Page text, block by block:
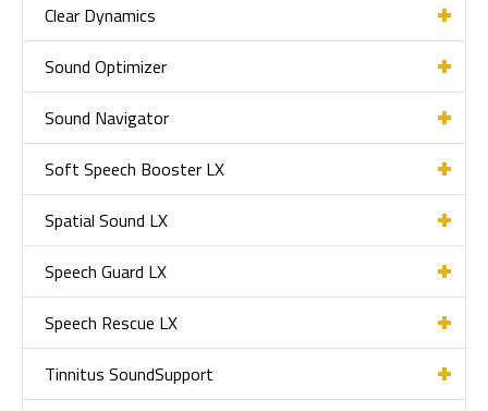
Clear Dynamics
Sound Optimizer
Sound Navigator
Soft Speech Booster LX
Spatial Sound LX
Speech Guard LX
Speech Rescue LX
Tinnitus SoundSupport